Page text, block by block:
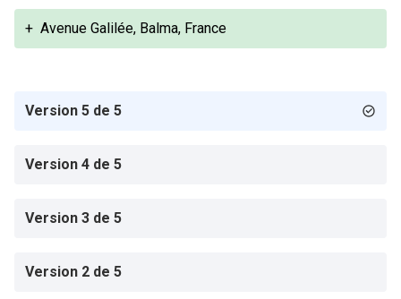
+ Avenue Galilée, Balma, France
Version 5 de 5
Version 4 de 5
Version 3 de 5
Version 2 de 5